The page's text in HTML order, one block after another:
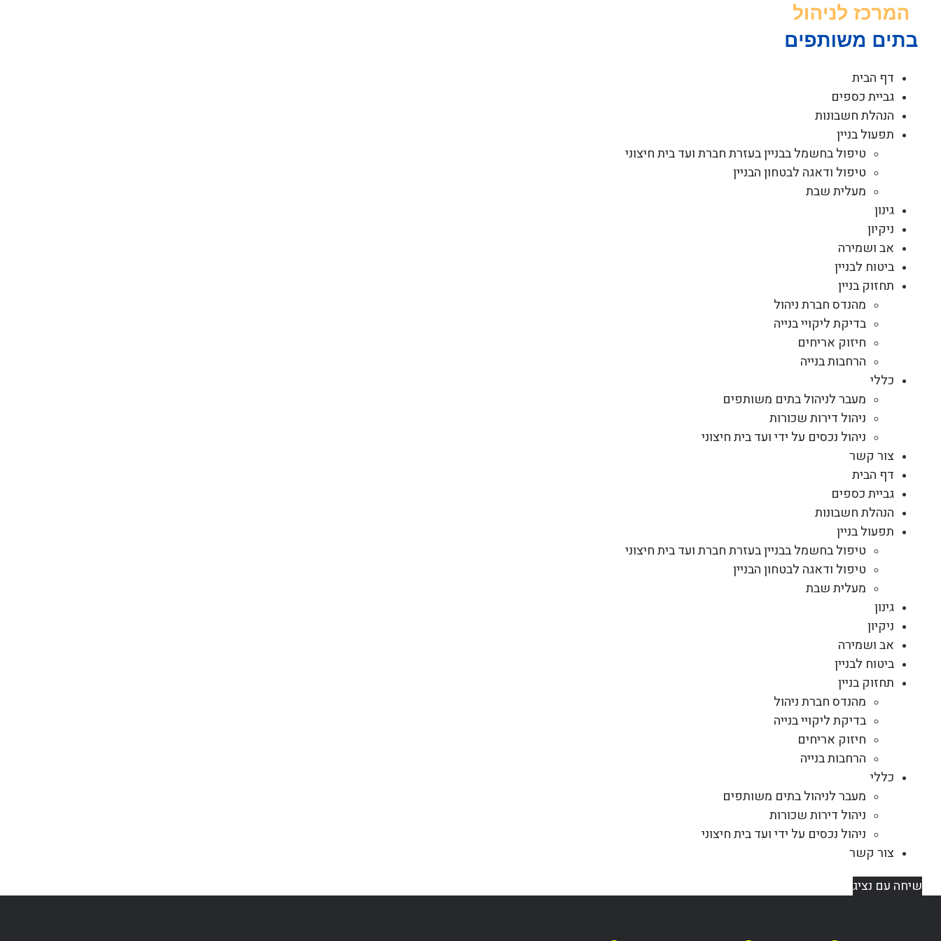
דף הבית
גביית כספים
הנהלת חשבונות
תפעול בניין
טיפול בחשמל בבניין בעזרת חברת ועד בית חיצוני
טיפול ודאגה לבטחון הבניין
מעלית שבת
גינון
ניקיון
אב ושמירה
ביטוח לבניין
תחזוק בניין
מהנדס חברת ניהול
בדיקת ליקויי בנייה
חיזוק אריחים
הרחבות בנייה
כללי
מעבר לניהול בתים משותפים
ניהול דירות שכורות
ניהול נכסים על ידי ועד בית חיצוני
צור קשר
דף הבית
גביית כספים
הנהלת חשבונות
תפעול בניין
טיפול בחשמל בבניין בעזרת חברת ועד בית חיצוני
טיפול ודאגה לבטחון הבניין
מעלית שבת
גינון
ניקיון
אב ושמירה
ביטוח לבניין
תחזוק בניין
מהנדס חברת ניהול
בדיקת ליקויי בנייה
חיזוק אריחים
הרחבות בנייה
כללי
מעבר לניהול בתים משותפים
ניהול דירות שכורות
ניהול נכסים על ידי ועד בית חיצוני
צור קשר
שיחה עם נציג